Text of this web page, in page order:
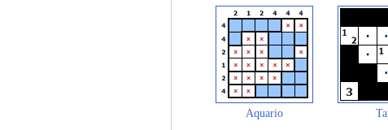
Aquario